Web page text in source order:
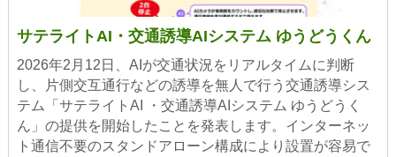
サテライトAI・交通誘導AIシステム ゆうどうくん
2026年2月12日、AIが交通状況をリアルタイムに判断
し、片側交互通行などの誘導を無人で行う交通誘導シス
テム「サテライトAI ・交通誘導AIシステム ゆうどうく
ん」の提供を開始したことを発表します。インターネッ
ト通信不要のスタンドアローン構成により設置が容易で